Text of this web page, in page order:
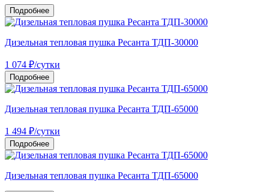
Подробнее
Дизельная тепловая пушка Ресанта ТДП-30000
1 074 ₽/сутки
Подробнее
Дизельная тепловая пушка Ресанта ТДП-65000
1 494 ₽/сутки
Подробнее
Дизельная тепловая пушка Ресанта ТДП-65000